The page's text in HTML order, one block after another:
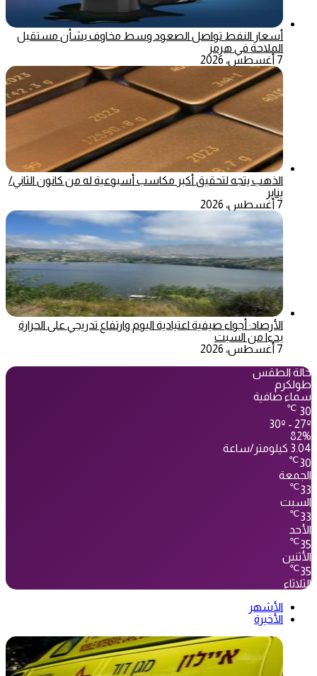
أسعار النفط تواصل الصعود وسط مخاوف بشأن مستقبل
الملاحة في هرمز
7 أغسطس، 2026
الذهب يتجه لتحقيق أكبر مكاسب أسبوعية له من كانون الثاني/
يناير
7 أغسطس، 2026
الأرصاد: أجواء صيفية اعتيادية اليوم وارتفاع تدريجي على الحرارة
بدءا من السبت
7 أغسطس، 2026
حالة الطقس
طولكرم
سماء صافية
30
℃
30º - 27º
82%
3.04 كيلومتر/ساعة
30
℃
الجمعة
33
℃
السبت
33
℃
الأحد
35
℃
الأثنين
35
℃
الثلاثاء
الأشهر
الأخيرة